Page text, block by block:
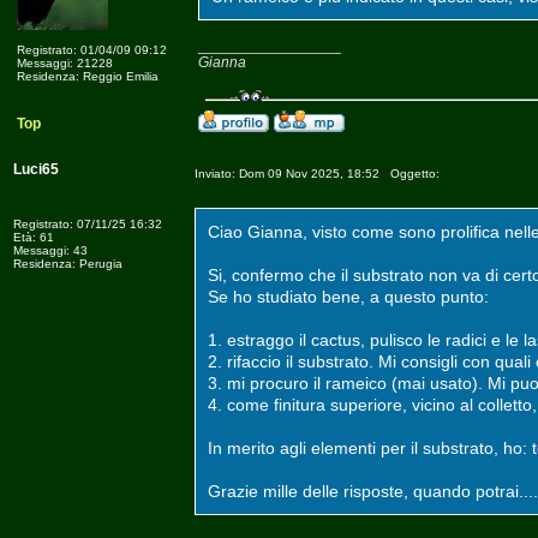
Registrato: 01/04/09 09:12
Messaggi: 21228
Residenza: Reggio Emilia
Gianna
Top
Luci65
Registrato: 07/11/25 16:32
Età: 61
Messaggi: 43
Residenza: Perugia
Inviato: Dom 09 Nov 2025, 18:52 Oggetto:
Ciao Gianna, visto come sono prolifica
Si, confermo che il substrato non va di
Se ho studiato bene, a questo punto:
1. estraggo il cactus, pulisco le radici e le
2. rifaccio il substrato. Mi consigli con
3. mi procuro il rameico (mai usato). Mi
4. come finitura superiore, vicino al
In merito agli elementi per il substrato, ho:
Grazie mille delle risposte, quando